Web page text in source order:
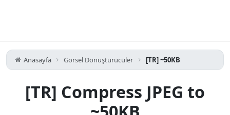
Anasayfa Görsel Dönüştürücüler [TR] ~50KB
[TR] Compress JPEG to